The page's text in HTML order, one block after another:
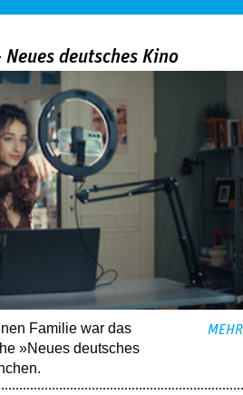
deutsches Kino
Familie war das
»Neues deutsches
MEHR